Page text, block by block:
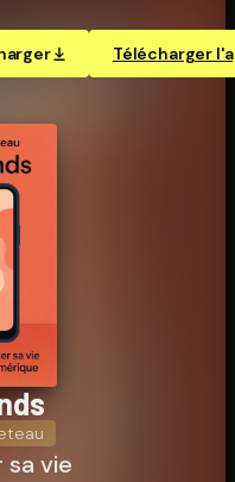
Télécharger
vie